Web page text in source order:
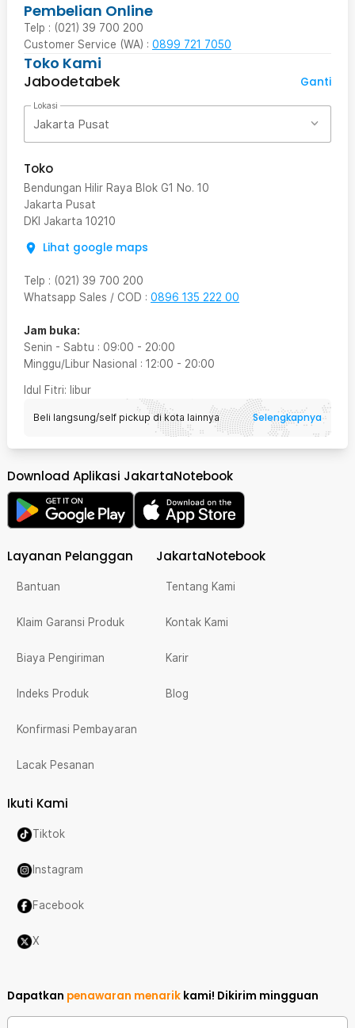
Pembelian Online
Telp : (021) 39 700 200
Customer Service (WA) : 0899 721 7050
Toko Kami
Jabodetabek
Ganti
Lokasi
Jakarta Pusat
Toko
Bendungan Hilir Raya Blok G1 No. 10
Jakarta Pusat
DKI Jakarta 10210
Lihat google maps
Telp : (021) 39 700 200
Whatsapp Sales / COD : 0896 135 222 00
Jam buka:
Senin - Sabtu : 09:00 - 20:00
Minggu/Libur Nasional : 12:00 - 20:00
Idul Fitri: libur
Beli langsung/self pickup di kota lainnya Selengkapnya
Download Aplikasi JakartaNotebook
Layanan Pelanggan
Bantuan
Klaim Garansi Produk
Biaya Pengiriman
Indeks Produk
Konfirmasi Pembayaran
Lacak Pesanan
JakartaNotebook
Tentang Kami
Kontak Kami
Karir
Blog
Ikuti Kami
Tiktok
Instagram
Facebook
X
Dapatkan penawaran menarik kami! Dikirim mingguan